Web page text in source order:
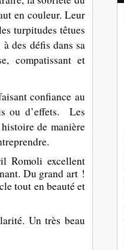
en couleur. Leur
turpitudes têtues
des défis dans sa
compatissant et
confiance au
ou d’effets. Les
de manière
Romoli excellent
Du grand art !
tout en beauté et
Un très beau